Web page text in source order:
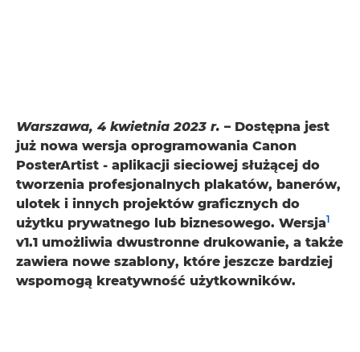
Warszawa, 4 kwietnia 2023 r. – Dostępna jest
już nowa wersja oprogramowania Canon
PosterArtist - aplikacji sieciowej służącej do
tworzenia profesjonalnych plakatów, banerów,
ulotek i innych projektów graficznych do
użytku prywatnego lub biznesowego. Wersja1
v1.1 umożliwia dwustronne drukowanie, a także
zawiera nowe szablony, które jeszcze bardziej
wspomogą kreatywność użytkowników.